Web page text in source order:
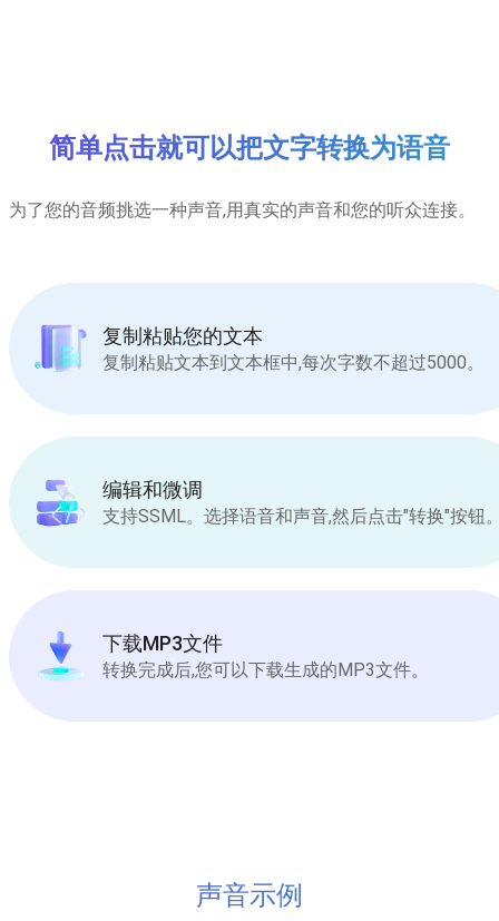
简单点击就可以把文字转换为语音
为了您的音频挑选一种声音,用真实的声音和您的听众连接。
复制粘贴您的文本
复制粘贴文本到文本框中,每次字数不超过5000。
编辑和微调
支持SSML。选择语音和声音,然后点击"转换"按钮
下载MP3文件
转换完成后,您可以下载生成的MP3文件。
声音示例